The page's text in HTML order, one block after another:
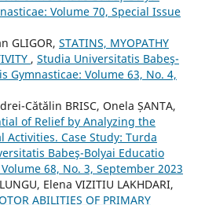
Volume 70, Special Issue
GLIGOR, STATINS, MYOPATHY
, Studia Universitatis Babeş-
Gymnasticae: Volume 63, No. 4,
Cătălin BRISC, Onela ȘANTA,
of Relief by Analyzing the
Activities. Case Study: Turda
Babeş-Bolyai Educatio
68, No. 3, September 2023
Elena VIZITIU LAKHDARI,
ABILITIES OF PRIMARY